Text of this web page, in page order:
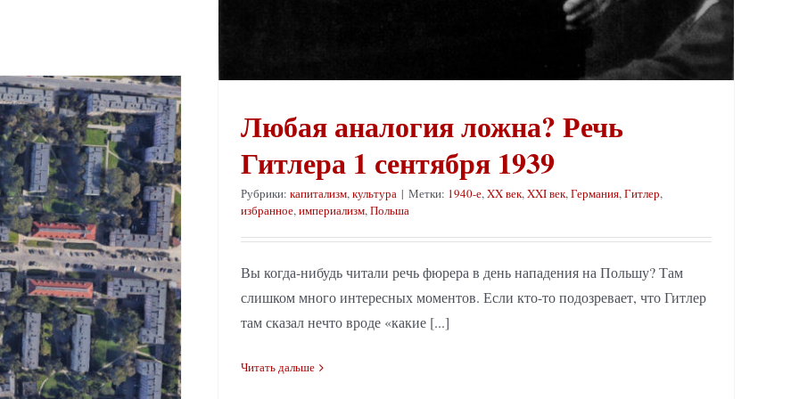
Любая аналогия ложна? Речь
Гитлера 1 сентября 1939
Рубрики: капитализм,культура | Метки: 1940-е,XX век,XXI век,Германия,Гитлер,
избранное,империализм,Польша
Вы когда-нибудь читали речь фюрера в день нападения на Польшу? Там
слишком много интересных моментов. Если кто-то подозревает, что Гитлер
там сказал нечто вроде «какие [...]
Читать дальше